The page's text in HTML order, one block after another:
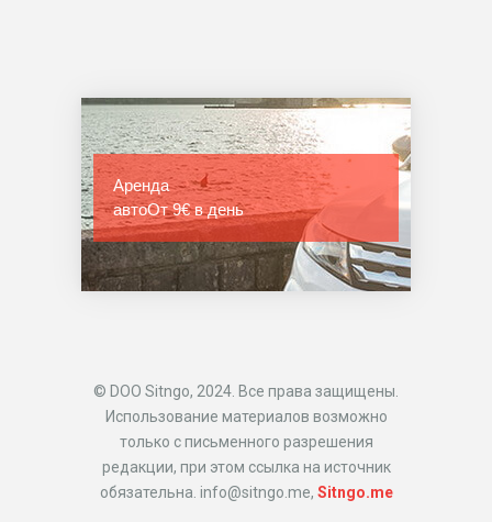
Аренда
автоОт 9€ в день
© DOO Sitngo, 2024. Все права защищены.
Использование материалов возможно
только с письменного разрешения
редакции, при этом ссылка на источник
обязательна. info@sitngo.me, Sitngo.me